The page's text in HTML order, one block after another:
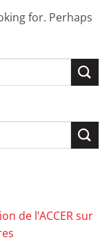
for. Perhaps
de l’ACCER sur